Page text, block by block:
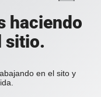
haciendo
sitio.
en el sito y